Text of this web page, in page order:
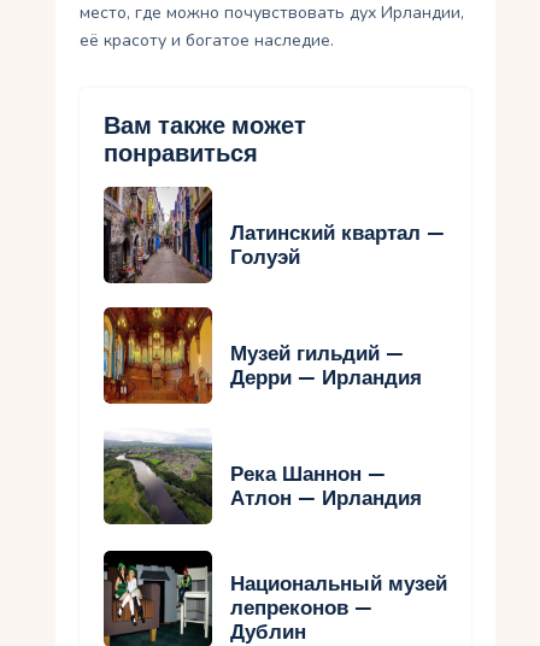
место, где можно почувствовать дух Ирландии,
её красоту и богатое наследие.
Вам также может
понравиться
Латинский квартал —
Голуэй
Музей гильдий —
Дерри — Ирландия
Река Шаннон —
Атлон — Ирландия
Национальный музей
лепреконов —
Дублин